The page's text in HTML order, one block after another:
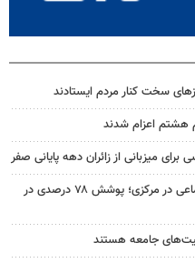
سخت کنار مردم ایستادند
میزبانی از زائران دهه پایانی صفر
رشد نسبت پشتیبانی تأمین اجتماعی در مرکزی؛ پوشش ۷۸ درصدی در
جامعه‌ هستند